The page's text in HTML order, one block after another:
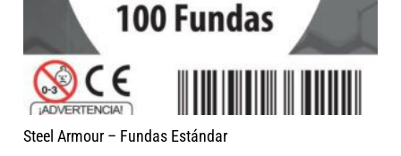
Steel Armour – Fundas Estándar